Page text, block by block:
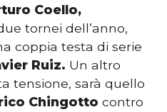
Coello,
tornei dell’anno,
coppia testa di serie
Ruiz. Un altro
tensione, sarà quello
Chingotto contro